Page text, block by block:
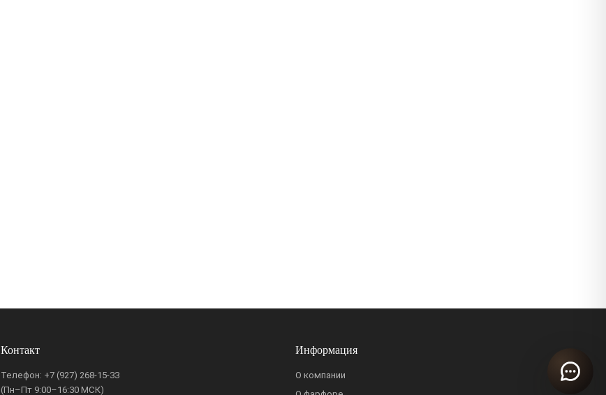
Контакт
Телефон: +7 (927) 268-15-33
(Пн–Пт 9:00–16:30 МСК)
Информация
О компании